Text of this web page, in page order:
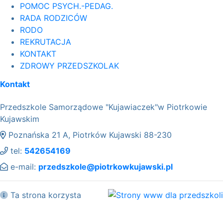
POMOC PSYCH.-PEDAG.
RADA RODZICÓW
RODO
REKRUTACJA
KONTAKT
ZDROWY PRZEDSZKOLAK
Kontakt
Przedszkole Samorządowe "Kujawiaczek"w Piotrkowie
Kujawskim
Poznańska 21 A, Piotrków Kujawski 88-230
tel: 542654169
e-mail: przedszkole@piotrkowkujawski.pl
Ta strona korzysta